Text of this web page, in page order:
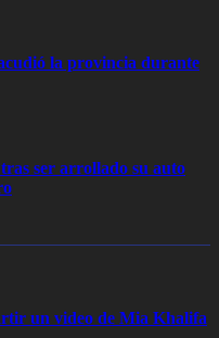
la provincia durante
ser arrollado su auto
un video de Mia Khalifa